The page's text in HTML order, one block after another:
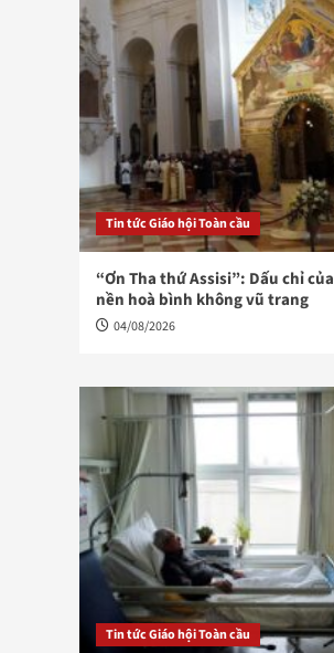
Tin tức Giáo hội Toàn cầu
“Ơn Tha thứ Assisi”: Dấu chỉ của
nền hoà bình không vũ trang
04/08/2026
Tin tức Giáo hội Toàn cầu